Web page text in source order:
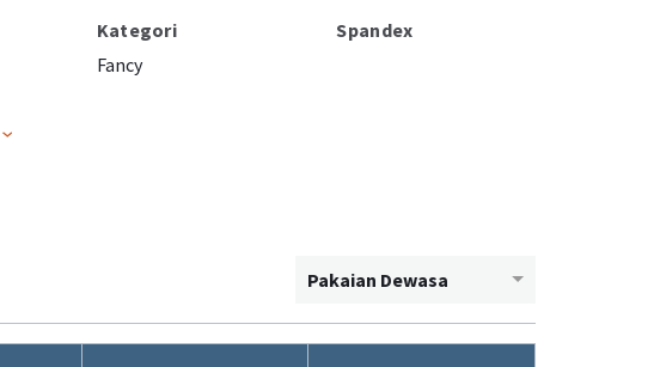
Kategori
Fancy
Spandex
Pakaian Dewasa